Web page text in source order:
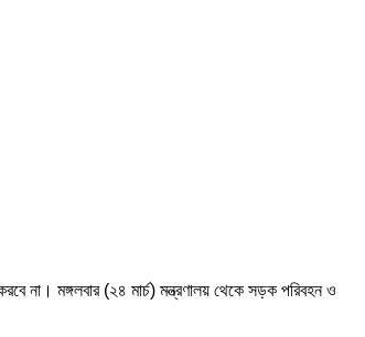
না। মঙ্গলবার (২৪ মার্চ) মন্ত্রণালয় থেকে সড়ক পরিবহন ও